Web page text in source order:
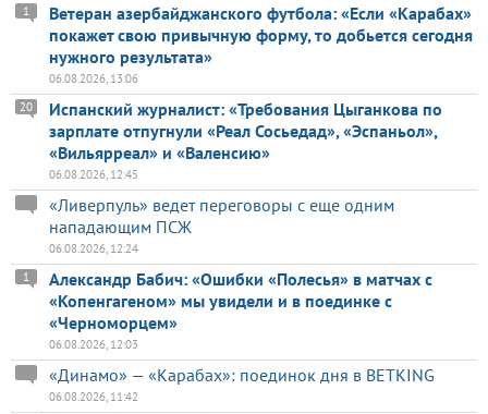
Ветеран азербайджанского футбола: «Если «Карабах»
покажет свою привычную форму, то добьется сегодня
нужного результата»
1
06.08.2026, 13:06
Испанский журналист: «Требования Цыганкова по
зарплате отпугнули «Реал Сосьедад», «Эспаньол»,
«Вильярреал» и «Валенсию»
20
06.08.2026, 12:45
«Ливерпуль» ведет переговоры с еще одним
нападающим ПСЖ
06.08.2026, 12:24
Александр Бабич: «Ошибки «Полесья» в матчах с
«Копенгагеном» мы увидели и в поединке с
«Черноморцем»
1
06.08.2026, 12:03
«Динамо» — «Карабах»: поединок дня в BETKING
06.08.2026, 11:42